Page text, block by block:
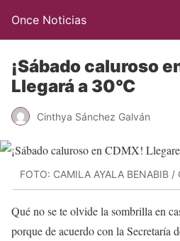
Once Noticias
¡Sábado caluroso
Llegará a 30°C
Cinthya Sánchez Galván
FOTO: CAMILA AYALA BENABIB /
Qué no se te olvide la sombrilla en
porque de acuerdo con la Secretaría